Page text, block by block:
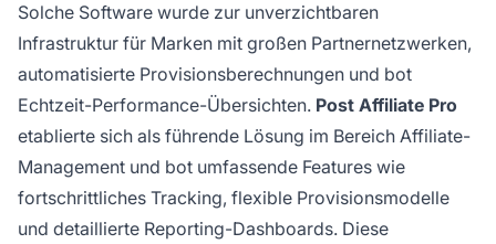
Solche Software wurde zur unverzichtbaren
Infrastruktur für Marken mit großen Partnernetzwerken,
automatisierte Provisionsberechnungen und bot
Echtzeit-Performance-Übersichten. Post Affiliate Pro
etablierte sich als führende Lösung im Bereich Affiliate-
Management und bot umfassende Features wie
fortschrittliches Tracking, flexible Provisionsmodelle
und detaillierte Reporting-Dashboards. Diese